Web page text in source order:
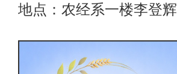
地点：农经系一楼李登